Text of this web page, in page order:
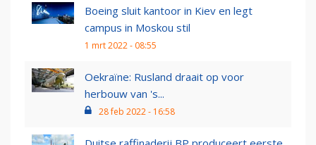
Boeing sluit kantoor in Kiev en legt
campus in Moskou stil
1 mrt 2022 - 08:55
Oekraïne: Rusland draait op voor
herbouw van 's...
28 feb 2022 - 16:58